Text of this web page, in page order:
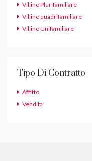
Villino Plurifamiliare
Villino quadrifamiliare
Villino Unifamiliare
Tipo Di Contratto
Affitto
Vendita